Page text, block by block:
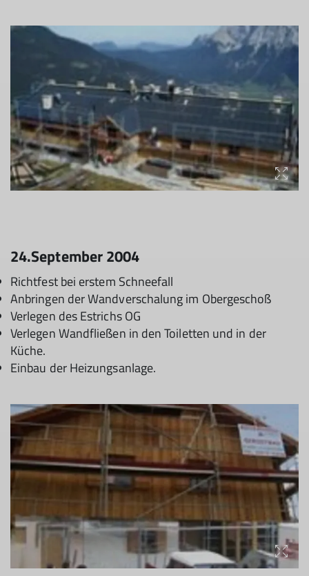
24.September 2004
Richtfest bei erstem Schneefall
Anbringen der Wandverschalung im Obergeschoß
Verlegen des Estrichs OG
Verlegen Wandfließen in den Toiletten und in der
Küche.
Einbau der Heizungsanlage.